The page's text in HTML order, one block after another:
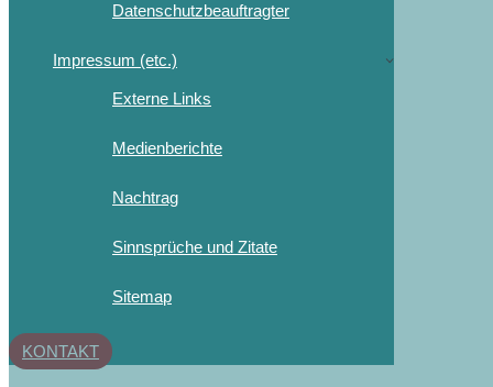
Datenschutzbeauftragter
Impressum (etc.)
Externe Links
Medienberichte
Nachtrag
Sinnsprüche und Zitate
Sitemap
KONTAKT